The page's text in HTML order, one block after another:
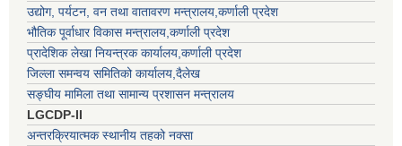
उद्योग, पर्यटन, वन तथा वातावरण मन्त्रालय,कर्णाली प्रदेश
भौतिक पूर्वाधार विकास मन्त्रालय,कर्णाली प्रदेश
प्रादेशिक लेखा नियन्त्रक कार्यालय,कर्णाली प्रदेश
जिल्ला समन्वय समितिको कार्यालय,दैलेख
सङ्घीय मामिला तथा सामान्य प्रशासन मन्त्रालय
LGCDP-II
अन्तरक्रियात्मक स्थानीय तहको नक्सा